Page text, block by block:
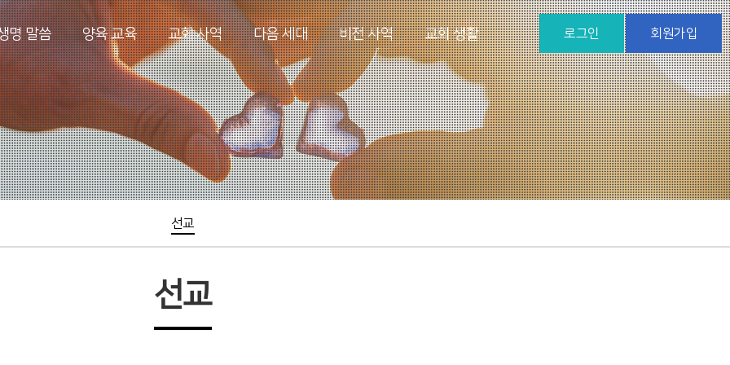
명 말씀 양육 교육 교회 사역 다음 세대 비전 사역 교회 생활 로그인 회원가입
선교
선교